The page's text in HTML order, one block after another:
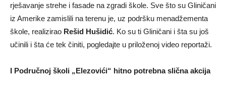
rješavanje strehe i fasade na zgradi škole. Sve što su Gliničani
iz Amerike zamislili na terenu je, uz podršku menadžementa
škole, realizirao Rešid Hušidić. Ko su ti Gliničani i šta su još
učinili i šta će tek činiti, pogledajte u priloženoj video reportaži.
I Područnoj školi „Elezovići“ hitno potrebna slična akcija